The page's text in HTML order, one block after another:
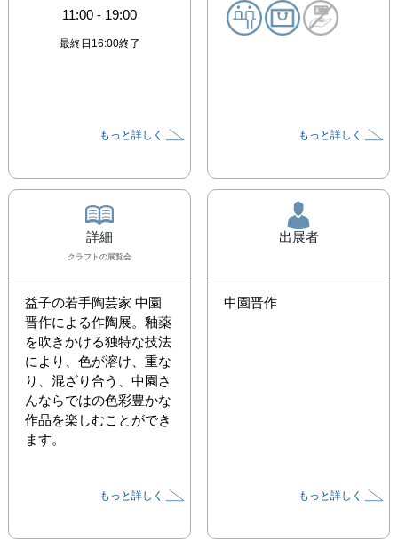
11:00 - 19:00
最終日16:00終了
もっと詳しく もっと詳しく
詳細
クラフト の展覧会
益子の若手陶芸家 中園
晋作による作陶展。釉薬
を吹きかける独特な技法
により、色が溶け、重な
り、混ざり合う、中園さ
んならではの色彩豊かな
作品を楽しむことができ
ます。
もっと詳しく
出展者
中園晋作
もっと詳しく